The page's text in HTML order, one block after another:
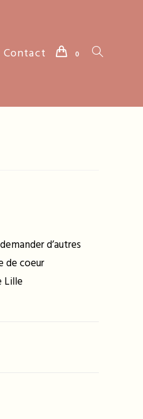
Contact 0 Toggle
d’autres
de coeur
Lille